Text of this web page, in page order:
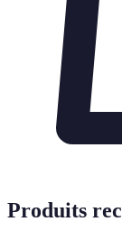
Produits